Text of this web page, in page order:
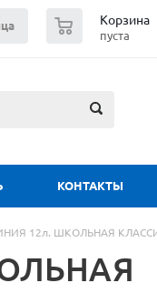
Корзина
пуста
КОНТАКТЫ
12л. ШКОЛЬНАЯ